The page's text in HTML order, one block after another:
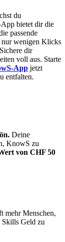
du
bietet dir die
passende
wenigen Klicks
dir
voll aus. Starte
App jetzt
entfalten.
Deine
KnowS zu
von CHF 50
mehr Menschen,
Skills Geld zu